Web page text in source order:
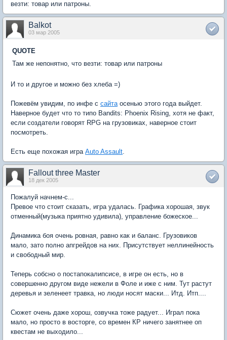
везти: товар или патроны.
Balkot
03 мар 2005
QUOTE
Там же непонятно, что везти: товар или патроны
И то и другое и можно без хлеба =)
Пожевём увидим, по инфе с сайтаосенью этого года выйдет.
Наверное будет что то типо Bandits: Phoenix Rising, хотя не факт,
если создатели говорят RPG на грузовиках, наверное стоит
посмотреть.
Есть еще похожая игра Auto Assault.
Fallout three Master
18 дек 2005
Пожалуй начнем-с...
Превое что стоит сказать, игра удалась. Графика хорошая, звук
отменный(музыка приятно удивила), управление божеское...
Динамика боя очень ровная, равно как и баланс. Грузовиков
мало, зато полно апгрейдов на них. Присутствует неллинейность
и свободный мир.
Теперь собсно о постапокалипсисе, в игре он есть, но в
совершенно другом виде нежели в Фоле и иже с ним. Тут растут
деревья и зеленеет травка, но люди носят маски... Итд. Итп....
Сюжет очень даже хорош, озвучка тоже радует... Играл пока
мало, но просто в восторге, со времен КР ничего занятнее оп
квестам не выходило...